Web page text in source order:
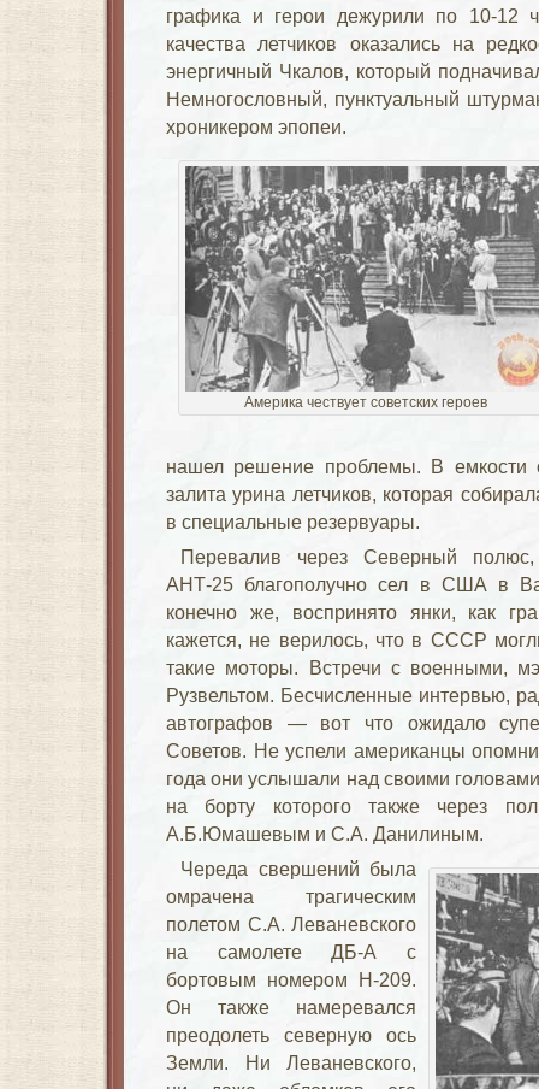
графика и герои дежурили по 10-12
качества летчиков оказались на
энергичный Чкалов, который
Немногословный, пунктуальный
хроникером эпопеи.
Америка чествует советских героев
нашел решение проблемы. В емкости
залита урина летчиков, которая
в специальные резервуары.
Перевалив через Северный
АНТ-25 благополучно сел в США в
конечно же, воспринято янки, как
кажется, не верилось, что в СССР
такие моторы. Встречи с военными,
Рузвельтом. Бесчисленные интервью,
автографов — вот что ожидало
Советов. Не успели американцы
года они услышали над своими
на борту которого также через
А.Б.Юмашевым и С.А. Данилиным.
Череда свершений была
омрачена трагическим
полетом С.А. Леваневского
на самолете ДБ-А с
бортовым номером Н-209.
Он также намеревался
преодолеть северную ось
Земли. Ни Леваневского,